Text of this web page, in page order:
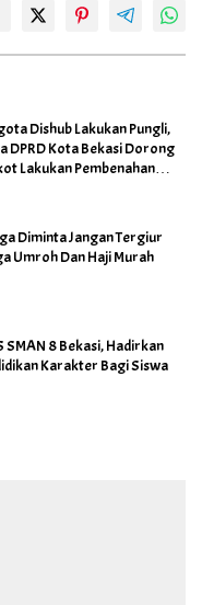
Dishub Lakukan Pungli,
DPRD Kota Bekasi Dorong
Lakukan Pembenahan
Diminta Jangan Tergiur
Umroh Dan Haji Murah
SMAN 8 Bekasi, Hadirkan
Karakter Bagi Siswa